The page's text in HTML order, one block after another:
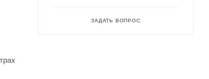
ЗАДАТЬ ВОПРОС